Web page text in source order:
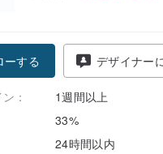
ーする デザイナー
：
1週間以上
33%
24時間以内